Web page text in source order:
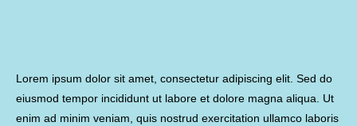
Lorem ipsum dolor sit amet, consectetur adipiscing elit. Sed do
eiusmod tempor incididunt ut labore et dolore magna aliqua. Ut
enim ad minim veniam, quis nostrud exercitation ullamco laboris